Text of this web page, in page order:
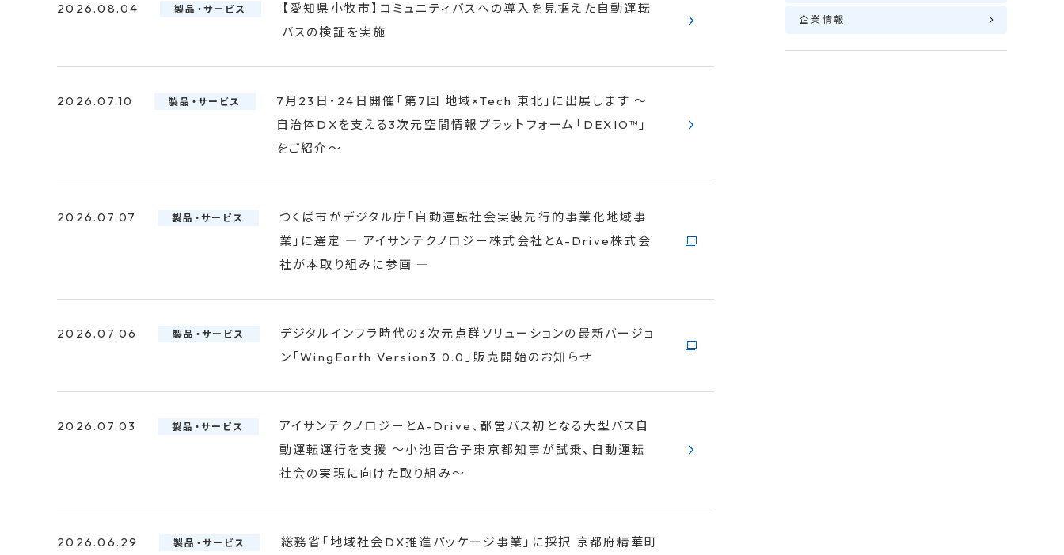
2026.08.04 製品・サービス
【愛知県小牧市】コミュニティバスへの導入を見据えた自動運転
バスの検証を実施
2026.07.10 製品・サービス
7月23日・24日開催「第7回 地域×Tech 東北」に出展します ～
自治体DXを支える3次元空間情報プラットフォーム「DEXIO™」
をご紹介～
2026.07.07 製品・サービス
つくば市がデジタル庁「自動運転社会実装先行的事業化地域事
業」に選定 ― アイサンテクノロジー株式会社とA-Drive株式会
社が本取り組みに参画 ―
2026.07.06 製品・サービス
デジタルインフラ時代の3次元点群ソリューションの最新バージョ
ン「WingEarth Version3.0.0」販売開始のお知らせ
2026.07.03 製品・サービス
アイサンテクノロジーとA-Drive、都営バス初となる大型バス自
動運転運行を支援 ～小池百合子東京都知事が試乗、自動運転
社会の実現に向けた取り組み～
2026.06.29 製品・サービス
総務省「地域社会DX推進パッケージ事業」に採択 京都府精華町
企業情報